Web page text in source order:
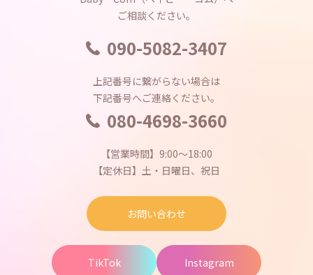
ご相談ください。
090-5082-3407
上記番号に繋がらない場合は
下記番号へご連絡ください。
080-4698-3660
【営業時間】9:00～18:00
【定休日】土・日曜日、祝日
お問い合わせ
TikTok Instagram